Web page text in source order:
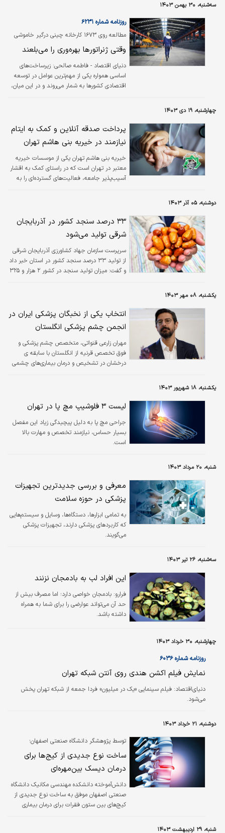
سه‌شنبه، ۳۰ بهمن ۱۴۰۳
مطالعه روی ۱۶۷۳ کارخانه چینی درگیر خاموشی
روزنامه شماره ۶۲۳۱
وقتی ژنراتورها بهره‏‏‌وری را می‏‏‌بلعند
دنیای اقتصاد - فاطمه صالحی: زیرساخت‌‌‌های
اساسی همواره یکی از مهم‌ترین عوامل در توسعه
اقتصادی کشورها به شمار می‌‌‌روند و در این میان،
انرژی، همچنان با چالش‌‌‌های اساسی در تامین برق
موردنیاز صنایع خود مواجه است. این مساله
به‌‌‌ویژه در نیمه دوم سال ۲۰۲۰ در استان‌‌‌هایی مانند
هونان، جیانگشی، گوانگدونگ و مغولستان داخلی
غربی به شکل جدی‌‌‌تری نمود پیدا کرد، به طوری که
بسیاری از واحدهای…
چهارشنبه، ۱۹ دی ۱۴۰۳
پرداخت صدقه آنلاین و کمک به ایتام
نیازمند در خیریه بنی هاشم تهران
خیریه بنی هاشم تهران یکی از موسسات خیریه
معتبر در تهران است که در راستای کمک به اقشار
آسیب‌پذیر جامعه، فعالیت‌های گسترده‌ای را به
دوشنبه، ۰۵ آذر ۱۴۰۳
۳۳ درصد سنجد کشور در آذربایجان
شرقی تولید می‌شود
سرپرست سازمان جهاد کشاورزی آذربایجان شرقی
از تولید ۳۳ درصد سنجد کشور در استان خبر داد
و گفت: میزان تولید سنجد در کشور ۲ هزار و ۳۲۵
یکشنبه، ۰۸ مهر ۱۴۰۳
انتخاب یکی از نخبگان پزشکی ایران در
انجمن چشم پزشکی انگلستان
مهران زارعی قنواتی، متخصص چشم پزشکی و
فوق تخصص قرنیه از انگلستان با سابقه ی
درخشان در تشخیص و درمان بیماری‌های چشمی
یکشنبه، ۱۸ شهریور ۱۴۰۳
لیست ۳ فلوشیپ مچ پا در تهران
جراحی مچ پا به دلیل پیچیدگی زیاد این مفصل
بسیار حساس، نیازمند تخصص و مهارت بالا
است.
شنبه، ۲۰ مرداد ۱۴۰۳
معرفی و بررسی جدیدترین تجهیزات
پزشکی در حوزه سلامت
به تمامی ابزارها، دستگاه‌ها، وسایل و سیستم‌هایی
که کاربردهای پزشکی دارند، تجهیزات پزشکی
می‌گویند.
سه‌شنبه، ۲۶ تیر ۱۴۰۳
این افراد لب به بادمجان نزنند
فرارو: بادمجان خواصی دارد؛ اما مصرف بیش از
حد آن می‌تواند عوارضی را برای شما به همراه
داشته باشد.
چهارشنبه، ۳۰ خرداد ۱۴۰۳
روزنامه شماره ۶۰۳۶
نمایش فیلم اکشن هندی روی آنتن شبکه تهران
دنیای‌اقتصاد: فیلم سینمایی «یک در میلیون» فردا جمعه از شبکه تهران پخش
می‌شود.
دوشنبه، ۲۱ خرداد ۱۴۰۳
توسط پژوهشگر دانشگاه صنعتی اصفهان؛
ساخت نوع جدیدی از کیج‌ها برای
درمان دیسک بین‌مهره‌ای
دانش‌آموخته دانشکده مهندسی مکانیک دانشگاه
صنعتی اصفهان موفق به ساخت نوع جدیدی از
کیج‌های بین ستون فقرات برای درمان بیماری
شنبه، ۲۹ اردیبهشت ۱۴۰۳